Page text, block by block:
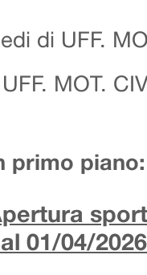
di UFF.
UFF. MOT.
primo piano:
01/04/2026